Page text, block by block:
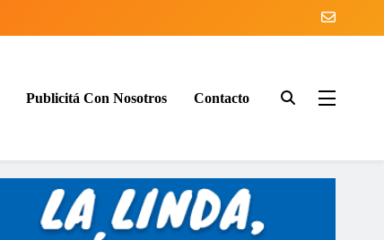
Publicitá Con Nosotros Contacto